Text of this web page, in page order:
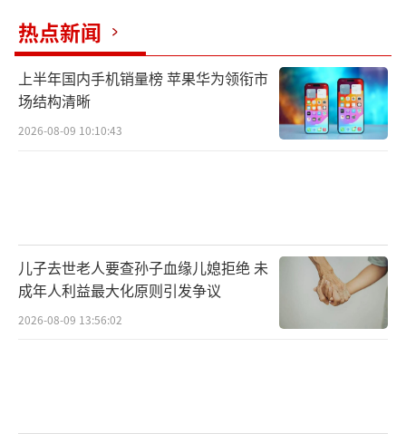
热点新闻
上半年国内手机销量榜 苹果华为领衔市
场结构清晰
2026-08-09 10:10:43
儿子去世老人要查孙子血缘儿媳拒绝 未
成年人利益最大化原则引发争议
2026-08-09 13:56:02